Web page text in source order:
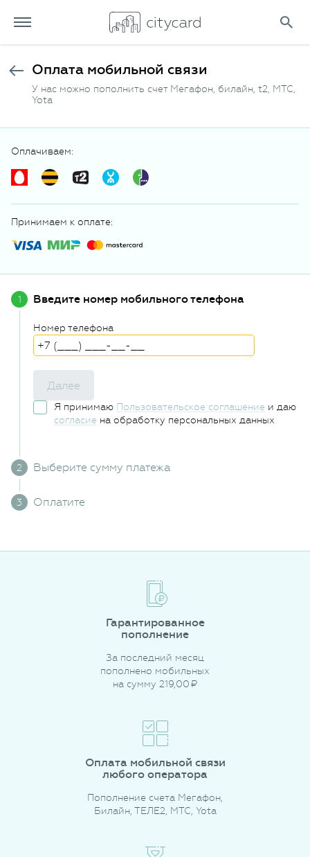
Оплата мобильной связи
У нас можно пополнить счет Мегафон, билайн, t2, МТС,
Yota
Оплачиваем:
Принимаем к оплате:
Введите номер мобильного телефона
Номер телефона
Далее
Я принимаю Пользовательское соглашение и даю
согласие на обработку персональных данных
Выберите сумму платежа
Оплатите
Гарантированное
пополнение
За последний месяц
пополнено мобильных
на сумму 219,00 руб.
Оплата мобильной связи
любого оператора
Пополнение счета Мегафон,
Билайн, ТЕЛЕ2, МТС, Yota